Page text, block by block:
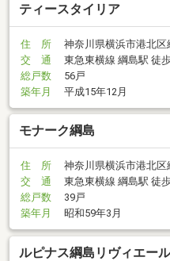
ティースタイリア
住 所
神奈川県横浜市港北
交 通
東急東横線 綱島駅 徒
総戸数
56戸
築年月
平成15年12月
モナーク綱島
住 所
神奈川県横浜市港北
交 通
東急東横線 綱島駅 徒
総戸数
39戸
築年月
昭和59年3月
ルピナス綱島リヴィエール